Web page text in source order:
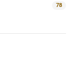
78